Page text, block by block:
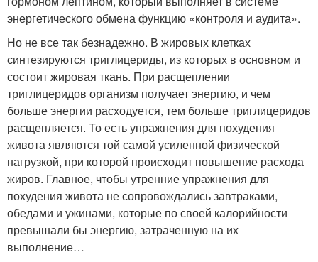
энергетического обмена функцию «контроля и аудита».
Но не все так безнадежно. В жировых клетках
синтезируются триглицериды, из которых в основном и
состоит жировая ткань. При расщеплении
триглицеридов организм получает энергию, и чем
больше энергии расходуется, тем больше триглицеридов
расщепляется. То есть упражнения для похудения
живота являются той самой усиленной физической
нагрузкой, при которой происходит повышение расхода
жиров. Главное, чтобы утренние упражнения для
похудения живота не сопровождались завтраками,
обедами и ужинами, которые по своей калорийности
превышали бы энергию, затраченную на их
выполнение…